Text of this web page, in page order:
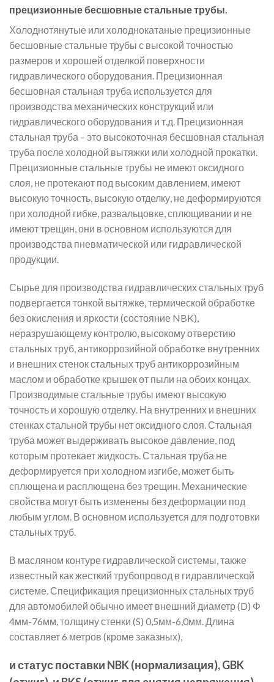
прецизионные бесшовные стальные трубы.
Холоднотянутые или холоднокатаные прецизионные
бесшовные стальные трубы с высокой точностью
размеров и хорошей отделкой поверхности
гидравлического оборудования. Прецизионная
бесшовная стальная труба используется для
производства механических конструкций или
гидравлического оборудования и т.д. Прецизионная
стальная труба – это высокоточная бесшовная стальная
труба после холодной вытяжки или холодной прокатки.
Прецизионные стальные трубы не имеют оксидного
слоя, не протекают под высоким давлением, имеют
высокую точность, высокую отделку, не деформируются
при холодной гибке, развальцовке, сплющивании и не
имеют трещин, они в основном используются для
производства пневматической или гидравлической
продукции.
Сырье для производства гидравлических стальных труб
подвергается тонкой вытяжке, термической обработке
без окисления и яркости (состояние NBK),
неразрушающему контролю, высокому отверстию
стальных труб, антикоррозийной обработке внутренних
и внешних стенок стальных труб антикоррозийным
маслом и обработке крышек от пыли на обоих концах.
Производимые стальные трубы имеют высокую
точность и хорошую отделку. На внутренних и внешних
стенках стальной трубы нет оксидного слоя. Стальная
труба может выдерживать высокое давление, под
которым протекает жидкость. Стальная труба не
деформируется при холодном изгибе, может быть
сплющена и расплющена без трещин. Механические
свойства могут быть изменены без деформации под
любым углом. В основном используется для подготовки
стальных труб.
В масляном контуре гидравлической системы, также
известный как жесткий трубопровод в гидравлической
системе. Спецификация прецизионных стальных труб
для автомобилей обычно имеет внешний диаметр (D) Φ
4мм-76мм, толщину стенки (S) 0,5мм-6,0мм. Длина
составляет 6 метров (кроме заказных),
и статус поставки NBK (нормализация), GBK